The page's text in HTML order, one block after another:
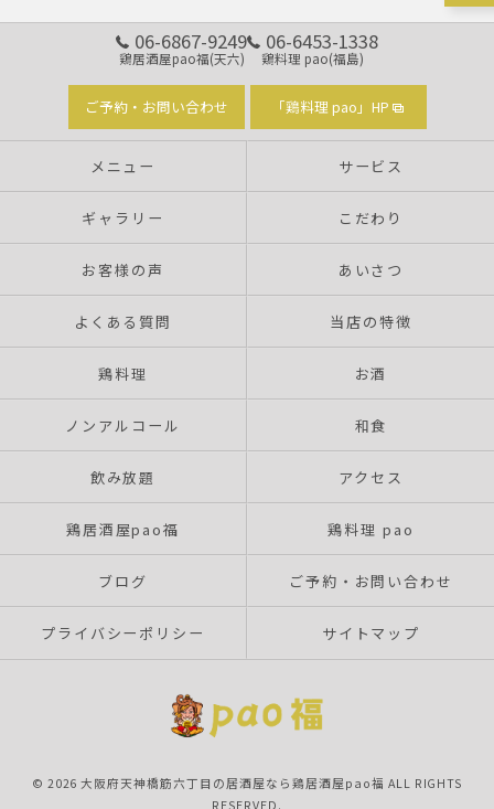
06-6867-9249
鶏居酒屋pao福(天六)
06-6453-1338
鶏料理 pao(福島)
ご予約・お問い合わせ 「鶏料理 pao」HP
メニュー サービス
ギャラリー こだわり
お客様の声 あいさつ
よくある質問 当店の特徴
鶏料理 お酒
ノンアルコール 和食
飲み放題 アクセス
鶏居酒屋pao福 鶏料理 pao
ブログ ご予約・お問い合わせ
プライバシーポリシー サイトマップ
© 2026 大阪府天神橋筋六丁目の居酒屋なら鶏居酒屋pao福 ALL RIGHTS
RESERVED.